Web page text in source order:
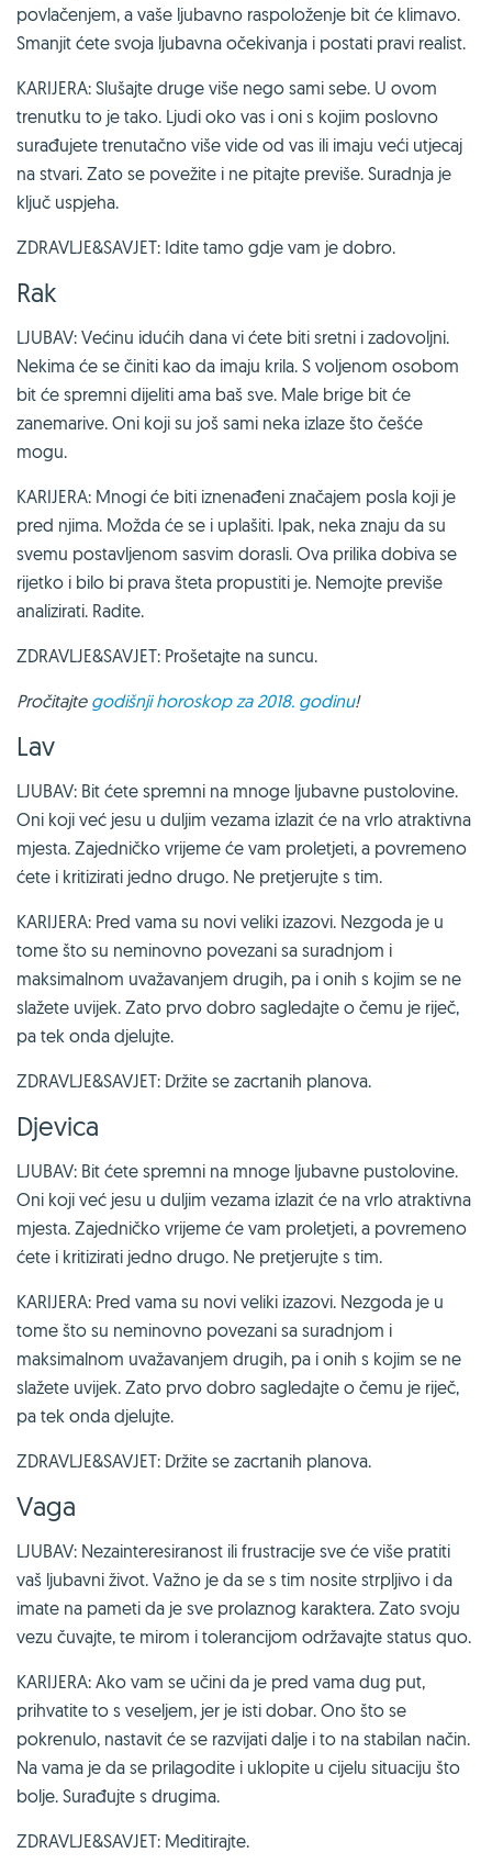
povlačenjem, a vaše ljubavno raspoloženje bit će klimavo.
Smanjit ćete svoja ljubavna očekivanja i postati pravi realist.
KARIJERA: Slušajte druge više nego sami sebe. U ovom
trenutku to je tako. Ljudi oko vas i oni s kojim poslovno
surađujete trenutačno više vide od vas ili imaju veći utjecaj
na stvari. Zato se povežite i ne pitajte previše. Suradnja je
ključ uspjeha.
ZDRAVLJE&SAVJET: Idite tamo gdje vam je dobro.
Rak
LJUBAV: Većinu idućih dana vi ćete biti sretni i zadovoljni.
Nekima će se činiti kao da imaju krila. S voljenom osobom
bit će spremni dijeliti ama baš sve. Male brige bit će
zanemarive. Oni koji su još sami neka izlaze što češće
mogu.
KARIJERA: Mnogi će biti iznenađeni značajem posla koji je
pred njima. Možda će se i uplašiti. Ipak, neka znaju da su
svemu postavljenom sasvim dorasli. Ova prilika dobiva se
rijetko i bilo bi prava šteta propustiti je. Nemojte previše
analizirati. Radite.
ZDRAVLJE&SAVJET: Prošetajte na suncu.
Pročitajte godišnji horoskop za 2018. godinu!
Lav
LJUBAV: Bit ćete spremni na mnoge ljubavne pustolovine.
Oni koji već jesu u duljim vezama izlazit će na vrlo atraktivna
mjesta. Zajedničko vrijeme će vam proletjeti, a povremeno
ćete i kritizirati jedno drugo. Ne pretjerujte s tim.
KARIJERA: Pred vama su novi veliki izazovi. Nezgoda je u
tome što su neminovno povezani sa suradnjom i
maksimalnom uvažavanjem drugih, pa i onih s kojim se ne
slažete uvijek. Zato prvo dobro sagledajte o čemu je riječ,
pa tek onda djelujte.
ZDRAVLJE&SAVJET: Držite se zacrtanih planova.
Djevica
LJUBAV: Bit ćete spremni na mnoge ljubavne pustolovine.
Oni koji već jesu u duljim vezama izlazit će na vrlo atraktivna
mjesta. Zajedničko vrijeme će vam proletjeti, a povremeno
ćete i kritizirati jedno drugo. Ne pretjerujte s tim.
KARIJERA: Pred vama su novi veliki izazovi. Nezgoda je u
tome što su neminovno povezani sa suradnjom i
maksimalnom uvažavanjem drugih, pa i onih s kojim se ne
slažete uvijek. Zato prvo dobro sagledajte o čemu je riječ,
pa tek onda djelujte.
ZDRAVLJE&SAVJET: Držite se zacrtanih planova.
Vaga
LJUBAV: Nezainteresiranost ili frustracije sve će više pratiti
vaš ljubavni život. Važno je da se s tim nosite strpljivo i da
imate na pameti da je sve prolaznog karaktera. Zato svoju
vezu čuvajte, te mirom i tolerancijom održavajte status quo.
KARIJERA: Ako vam se učini da je pred vama dug put,
prihvatite to s veseljem, jer je isti dobar. Ono što se
pokrenulo, nastavit će se razvijati dalje i to na stabilan način.
Na vama je da se prilagodite i uklopite u cijelu situaciju što
bolje. Surađujte s drugima.
ZDRAVLJE&SAVJET: Meditirajte.